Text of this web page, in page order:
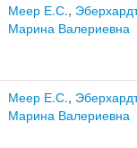
Меер Е.С.,
Марина Валериевна
Меер Е.С.,
Марина Валериевна